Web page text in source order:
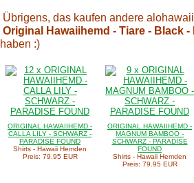
Übrigens, das kaufen andere
Original Hawaiihemd - Tiare - Black
haben :)
ORIGINAL HAWAIIHEMD -
CALLA LILY - SCHWARZ -
PARADISE FOUND
Shirts - Hawaii Hemden
Preis: 79.95 EUR
ORIGINAL HAWAIIHEMD -
MAGNUM BAMBOO -
SCHWARZ - PARADISE
FOUND
Shirts - Hawaii Hemden
Preis: 79.95 EUR